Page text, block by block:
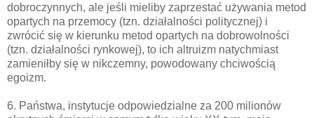
dobroczynnych, ale jeśli mieliby zaprzestać używania metod
opartych na przemocy (tzn. działalności politycznej) i
zwrócić się w kierunku metod opartych na dobrowolności
(tzn. działalności rynkowej), to ich altruizm natychmiast
zamieniłby się w nikczemny, powodowany chciwością
egoizm.
6. Państwa, instytucje odpowiedzialne za 200 milionów